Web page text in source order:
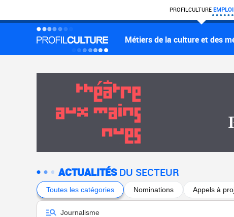
PROFILCULTURE EMPLOI
Métiers de la culture et des
ACTUALITÉSDU SECTEUR
Toutes les catégories Nominations Appels à